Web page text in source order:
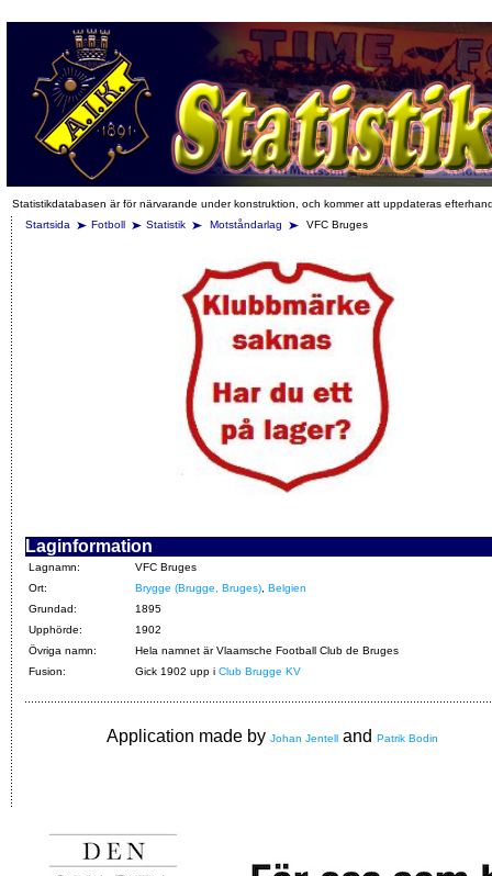
Statistikdatabasen är för närvarande under konstruktion, och kommer att uppdateras
Startsida
Fotboll Statistik Motståndarlag VFC Bruges
Laginformation
Lagnamn:
VFC Bruges
Ort:
Brygge (Brugge, Bruges) Belgien
Grundad:
1895
Upphörde:
1902
Övriga namn:
Hela namnet är Vlaamsche Football Club de Bruges
Fusion:
Gick 1902 upp i Club Brugge KV
Application made by Johan Jentell and Patrik Bodin